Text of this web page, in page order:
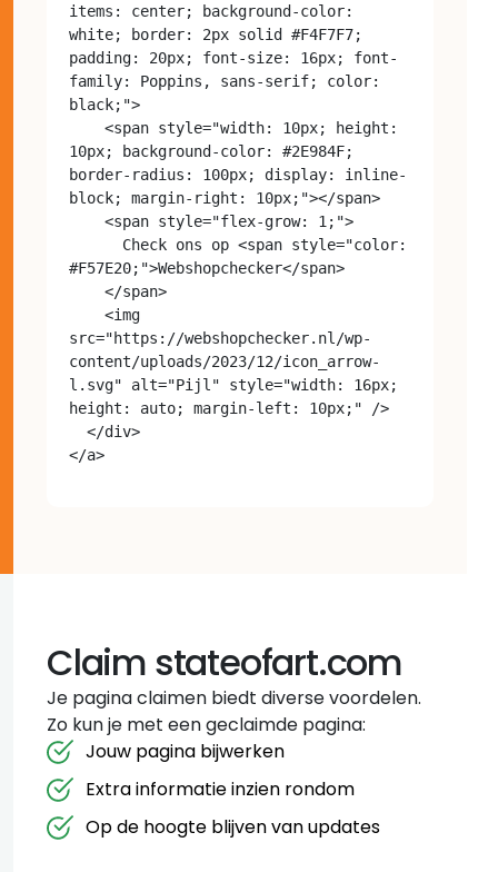
items: center; background-color:
white; border: 2px solid #F4F7F7;
padding: 20px; font-size: 16px; font-
family: Poppins, sans-serif; color:
black;">
10px; background-color: #2E984F;
border-radius: 100px; display: inline-
block; margin-right: 10px;"></span>
#F57E20;">Webshopchecker</span>
src="https://webshopchecker.nl/wp-
content/uploads/2023/12/icon_arrow-
l.svg" alt="Pijl" style="width: 16px;
height: auto; margin-left: 10px;" />
Claim stateofart.com
Je pagina claimen biedt diverse voordelen.
Zo kun je met een geclaimde pagina:
Jouw pagina bijwerken
Extra informatie inzien rondom
Op de hoogte blijven van updates